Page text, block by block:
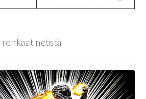
netistä